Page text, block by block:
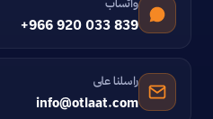
واتساب
+966 920 033 839
راسلنا على
info@otlaat.com